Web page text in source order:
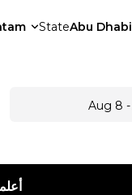
StateAbu Dhabi